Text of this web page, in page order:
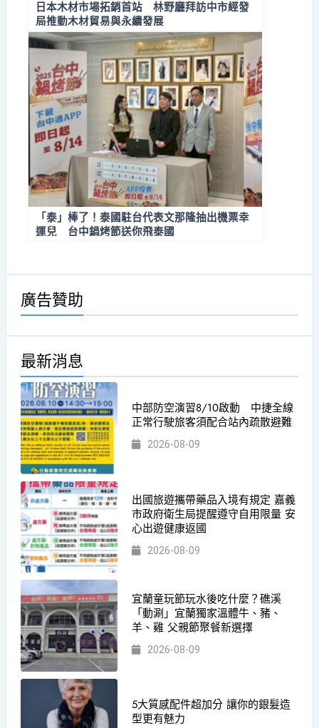
日本木材市場拓銷首站 林野廳拜訪中市經發
局推動木材貿易與永續發展
「泰」棒了！泰國駐台代表文那隆抽出機票幸
運兒 台中鍋烤節送你飛泰國
廣告贊助
最新消息
中部防空演習8/10啟動 中捷全線
正常行駛旅客須配合站內疏散避難
2026-08-09
出國旅遊攜帶藥品入境有規定 嘉義
市政府衛生局提醒遵守自用限量 安
心出遊健康返國
2026-08-09
宜蘭童玩節玩水後吃什麼？礁溪
「動涮」宜蘭獨家溫體牛、豬、
羊、雞 父親節聚餐新選擇
2026-08-09
5大質感配件超加分 讓你的銀髮造
型更有魅力